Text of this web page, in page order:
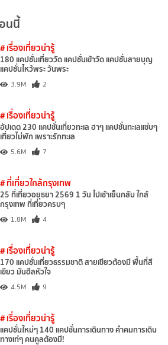
นนี้
# เรื่องเที่ยวน่ารู้
180 แคปชั่นเที่ยววัด แคปชั่นเข้าวัด แคปชั่นสายบุญ
แคปชั่นไหว้พระ วันพระ
3.9M 2
# เรื่องเที่ยวน่ารู้
อัปเดต 230 แคปชั่นเที่ยวทะเล ฮาๆ แคปชั่นทะเลแซ่บๆ
เที่ยวไม่พัก เพราะรักทะเล
5.6M 7
# ที่เที่ยวใกล้กรุงเทพ
25 ที่เที่ยวอยุธยา 2569 1 วัน ไปเช้าเย็นกลับ ใกล้
กรุงเทพ ที่เที่ยวครบๆ
1.8M 4
# เรื่องเที่ยวน่ารู้
170 แคปชั่นเที่ยวธรรมชาติ สายเขียวต้องมี พื้นที่สี
เขียว มันฮีลหัวใจ
4.5M 9
# เรื่องเที่ยวน่ารู้
แคปชั่นใหม่ๆ 140 แคปชั่นการเดินทาง คำคมการเดิน
ทางเท่ๆ คนคูลต้องมี!